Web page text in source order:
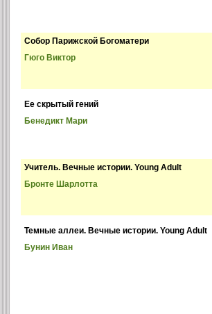
Собор Парижской Богоматери
Гюго Виктор
Ее скрытый гений
Бенедикт Мари
Учитель. Вечные истории. Young Adult
Бронте Шарлотта
Темные аллеи. Вечные истории. Young Adult
Бунин Иван